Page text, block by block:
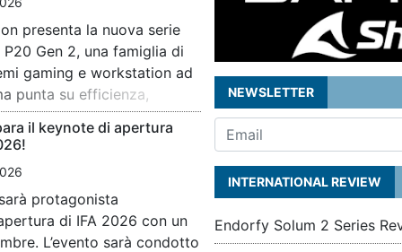
presenta la nuova serie
P20 Gen 2, una famiglia di
gaming e workstation ad
punta su efficienza,
più recente,
ATX 3.1, la
gestione
Pensati per […]
il keynote di apertura
protagonista
di IFA 2026 con un
L’evento sarà condotto
NZXT
una
visivo e
Il
come
NEWSLETTER
INTERNATIONAL REVIEW
Endorfy Solum 2 Series